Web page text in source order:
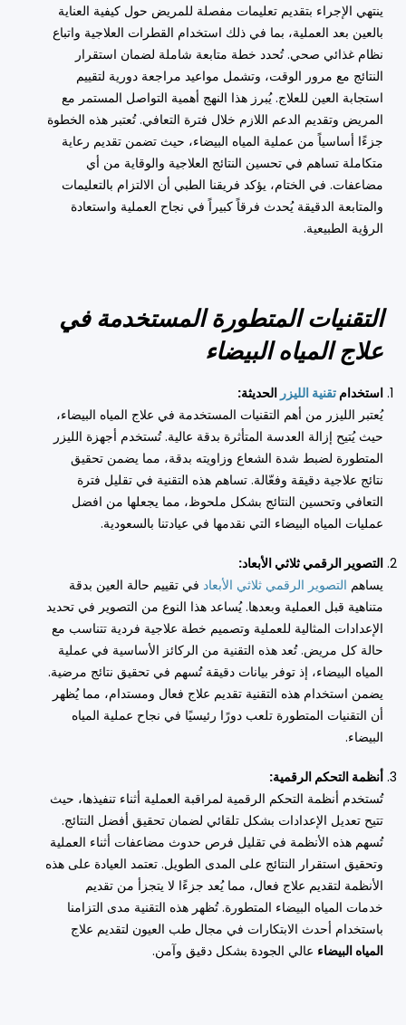
ينتهي الإجراء بتقديم تعليمات مفصلة للمريض حول كيفية العناية
بالعين بعد العملية، بما في ذلك استخدام القطرات العلاجية واتباع
نظام غذائي صحي. تُحدد خطة متابعة شاملة لضمان استقرار
النتائج مع مرور الوقت، وتشمل مواعيد مراجعة دورية لتقييم
استجابة العين للعلاج. يُبرز هذا النهج أهمية التواصل المستمر مع
المريض وتقديم الدعم اللازم خلال فترة التعافي. تُعتبر هذه الخطوة
جزءًا أساسياً من عملية المياه البيضاء، حيث تضمن تقديم رعاية
متكاملة تساهم في تحسين النتائج العلاجية والوقاية من أي
مضاعفات. في الختام، يؤكد فريقنا الطبي أن الالتزام بالتعليمات
والمتابعة الدقيقة يُحدث فرقاً كبيراً في نجاح العملية واستعادة
الرؤية الطبيعية.
التقنيات المتطورة المستخدمة في
علاج المياه البيضاء
استخدام تقنية الليزر الحديثة:
يُعتبر الليزر من أهم التقنيات المستخدمة في علاج المياه البيضاء،
حيث يُتيح إزالة العدسة المتأثرة بدقة عالية. تُستخدم أجهزة الليزر
المتطورة لضبط شدة الشعاع وزاويته بدقة، مما يضمن تحقيق
نتائج علاجية دقيقة وفعّالة. تساهم هذه التقنية في تقليل فترة
التعافي وتحسين النتائج بشكل ملحوظ، مما يجعلها من افضل
عمليات المياه البيضاء التي نقدمها في عيادتنا بالسعودية.
التصوير الرقمي ثلاثي الأبعاد:
يساهم التصوير الرقمي ثلاثي الأبعاد في تقييم حالة العين بدقة
متناهية قبل العملية وبعدها. يُساعد هذا النوع من التصوير في تحديد
الإعدادات المثالية للعملية وتصميم خطة علاجية فردية تتناسب مع
حالة كل مريض. تُعد هذه التقنية من الركائز الأساسية في عملية
المياه البيضاء، إذ توفر بيانات دقيقة تُسهم في تحقيق نتائج مرضية.
يضمن استخدام هذه التقنية تقديم علاج فعال ومستدام، مما يُظهر
أن التقنيات المتطورة تلعب دورًا رئيسيًا في نجاح عملية المياه
البيضاء.
أنظمة التحكم الرقمية:
تُستخدم أنظمة التحكم الرقمية لمراقبة العملية أثناء تنفيذها، حيث
تتيح تعديل الإعدادات بشكل تلقائي لضمان تحقيق أفضل النتائج.
تُسهم هذه الأنظمة في تقليل فرص حدوث مضاعفات أثناء العملية
وتحقيق استقرار النتائج على المدى الطويل. تعتمد العيادة على هذه
الأنظمة لتقديم علاج فعال، مما يُعد جزءًا لا يتجزأ من تقديم
خدمات المياه البيضاء المتطورة. تُظهر هذه التقنية مدى التزامنا
باستخدام أحدث الابتكارات في مجال طب العيون لتقديم علاج
المياه البيضاء عالي الجودة بشكل دقيق وآمن.